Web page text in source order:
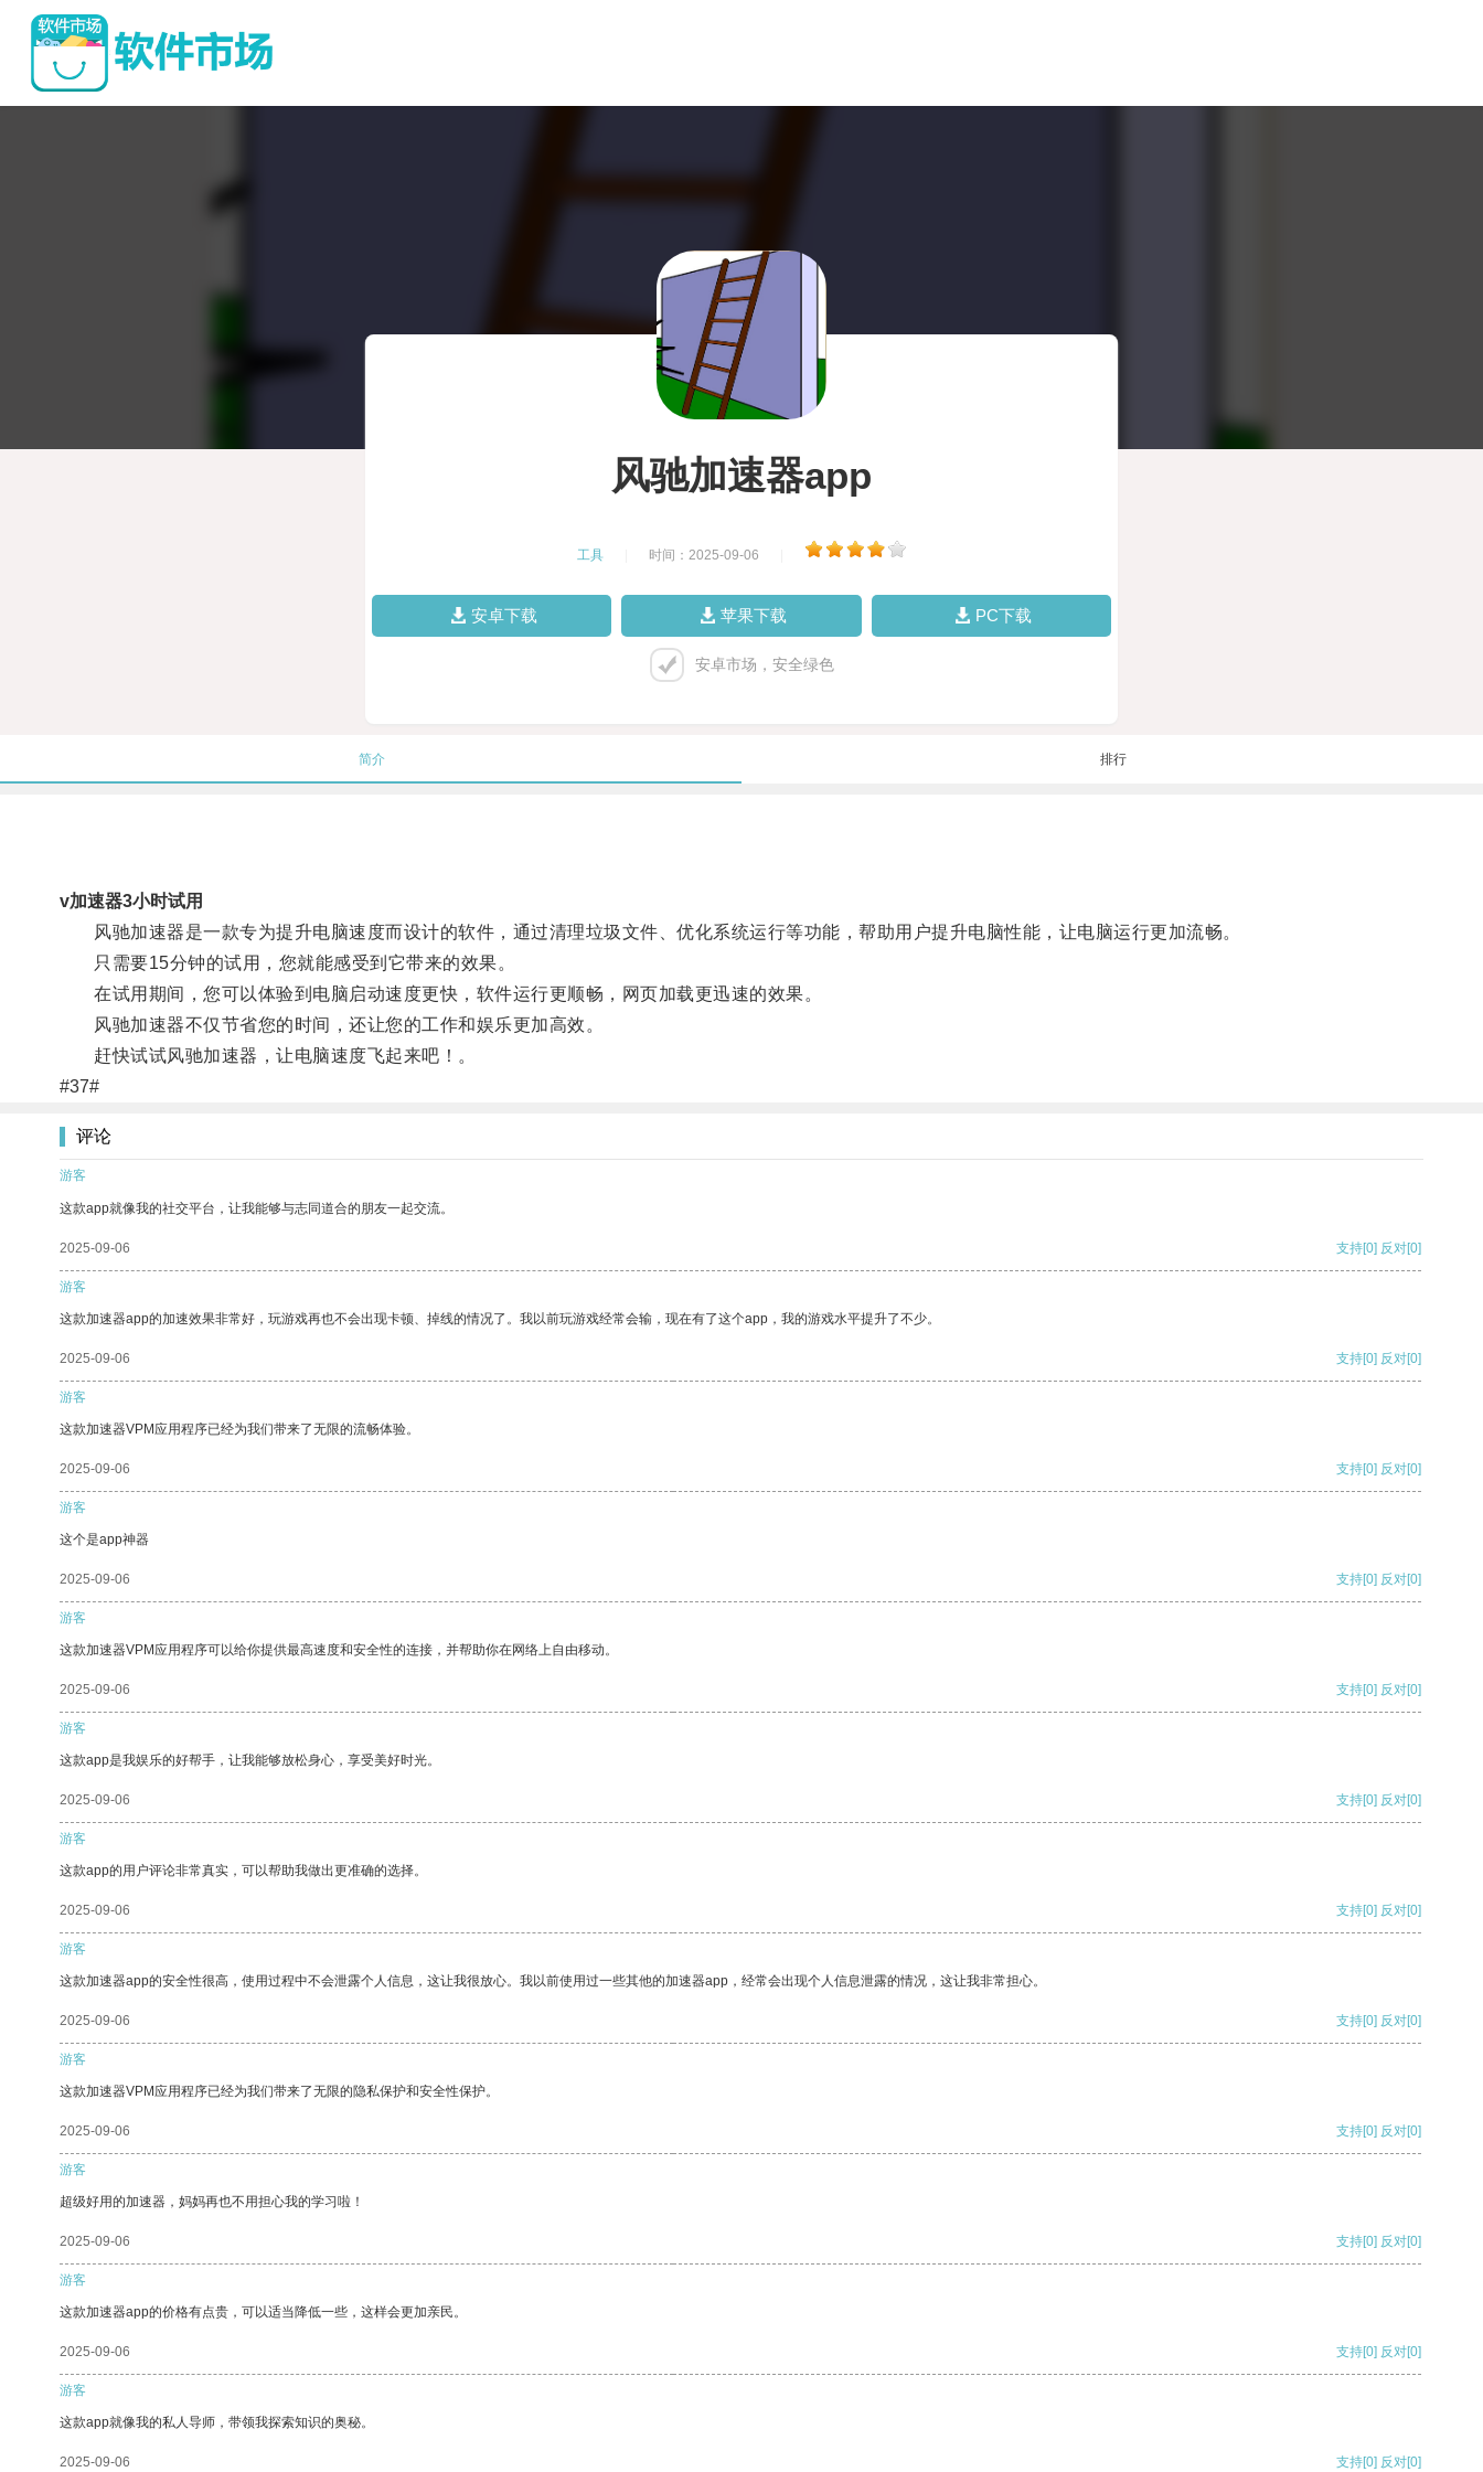
风驰加速器app
工具 时间：2025-09-06
安卓下载 苹果下载 PC下载
安卓市场，安全绿色
简介 排行
v加速器3小时试用
风驰加速器是一款专为提升电脑速度而设计的软件，通过清理垃圾文件、优化系统运行等功能，帮助用户提升电脑性能，让电脑运行更加流畅。
只需要15分钟的试用，您就能感受到它带来的效果。
在试用期间，您可以体验到电脑启动速度更快，软件运行更顺畅，网页加载更迅速的效果。
风驰加速器不仅节省您的时间，还让您的工作和娱乐更加高效。
赶快试试风驰加速器，让电脑速度飞起来吧！。
#37#
评论
游客
这款app就像我的社交平台，让我能够与志同道合的朋友一起交流。
2025-09-06 支持[0] 反对[0]
游客
这款加速器app的加速效果非常好，玩游戏再也不会出现卡顿、掉线的情况了。我以前玩游戏经常会输，现在有了这个app，我的游戏水平提升了不少。
2025-09-06 支持[0] 反对[0]
游客
这款加速器VPM应用程序已经为我们带来了无限的流畅体验。
2025-09-06 支持[0] 反对[0]
游客
这个是app神器
2025-09-06 支持[0] 反对[0]
游客
这款加速器VPM应用程序可以给你提供最高速度和安全性的连接，并帮助你在网络上自由移动。
2025-09-06 支持[0] 反对[0]
游客
这款app是我娱乐的好帮手，让我能够放松身心，享受美好时光。
2025-09-06 支持[0] 反对[0]
游客
这款app的用户评论非常真实，可以帮助我做出更准确的选择。
2025-09-06 支持[0] 反对[0]
游客
这款加速器app的安全性很高，使用过程中不会泄露个人信息，这让我很放心。我以前使用过一些其他的加速器app，经常会出现个人信息泄露的情况，这让我非常担心。
2025-09-06 支持[0] 反对[0]
游客
这款加速器VPM应用程序已经为我们带来了无限的隐私保护和安全性保护。
2025-09-06 支持[0] 反对[0]
游客
超级好用的加速器，妈妈再也不用担心我的学习啦！
2025-09-06 支持[0] 反对[0]
游客
这款加速器app的价格有点贵，可以适当降低一些，这样会更加亲民。
2025-09-06 支持[0] 反对[0]
游客
这款app就像我的私人导师，带领我探索知识的奥秘。
2025-09-06 支持[0] 反对[0]